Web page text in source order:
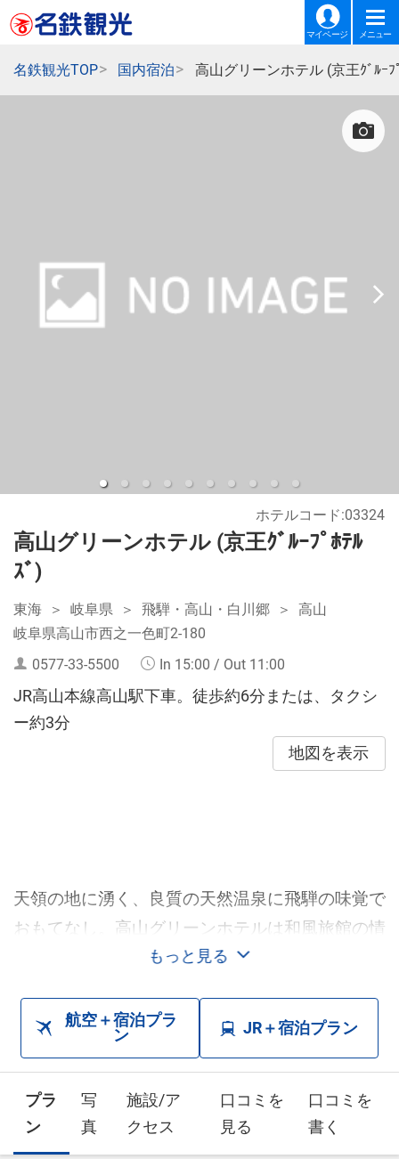
マイページ メニュー
名鉄観光TOP 国内宿泊 高山グリーンホテル (京王ｸﾞﾙｰ
高山グリーンホテル (京王ｸﾞﾙｰﾌﾟﾎﾃﾙ
ｽﾞ)
東海 岐阜県 飛騨・高山・白川郷
高山
岐阜県高山市西之一色町2-180
ホテルコード:03324
0577-33-5500 In 15:00 / Out 11:00
JR高山本線高山駅下車。徒歩約6分または、タクシ
ー約3分
地図を表示
もっと見る
天領の地に湧く、良質の天然温泉に飛騨の味覚で
おもてなし。高山グリーンホテルは和風旅館の情
緒と寛ぎに都市ホテルの機能性を兼ね備えた飛騨
航空＋宿泊プラ
ン
JR＋宿泊プラン
プラ
ン
写
真
施設/ア
クセス
口コミを
見る
口コミを
書く